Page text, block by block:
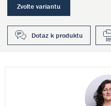
Zvolte variantu
Dotaz k produktu